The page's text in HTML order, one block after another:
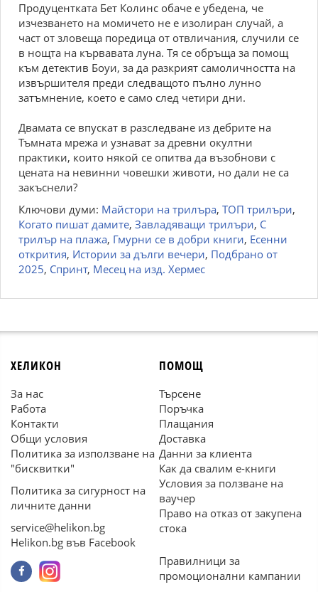
Продуцентката Бет Колинс обаче е убедена, че
изчезването на момичето не е изолиран случай, а
част от зловеща поредица от отвличания, случили се
в нощта на кървавата луна. Тя се обръща за помощ
към детектив Боуи, за да разкрият самоличността на
извършителя преди следващото пълно лунно
затъмнение, което е само след четири дни.
Двамата се впускат в разследване из дебрите на
Тъмната мрежа и узнават за древни окултни
практики, които някой се опитва да възобнови с
цената на невинни човешки животи, но дали не са
закъснели?
Ключови думи: Майстори на трилъра, ТОП трилъри,
Когато пишат дамите, Завладяващи трилъри, С
трилър на плажа, Гмурни се в добри книги, Есенни
открития, Истории за дълги вечери, Подбрано от
2025, Спринт, Месец на изд. Хермес
ХЕЛИКОН
За нас
Работа
Контакти
Общи условия
Политика за използване на
"бисквитки"
Политика за сигурност на
личните данни
service@helikon.bg
Helikon.bg във Facebook
ПОМОЩ
Търсене
Поръчка
Плащания
Доставка
Данни за клиента
Как да свалим е-книги
Условия за ползване на
ваучер
Право на отказ от закупена
стока
Правилници за
промоционални кампании